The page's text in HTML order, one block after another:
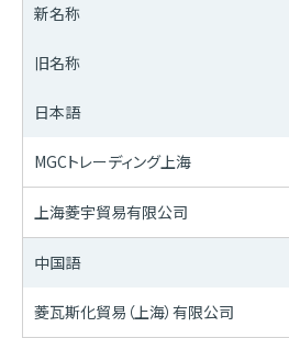
新名称
旧名称
日本語
MGCトレーディング上海
上海菱宇貿易有限公司
中国語
菱瓦斯化貿易（上海）有限公司